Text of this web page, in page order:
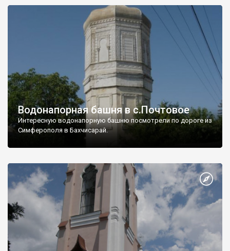
Водонапорная башня в с.Почтовое
Интересную водонапорную башню посмотрели по дороге из
Симферополя в Бахчисарай.